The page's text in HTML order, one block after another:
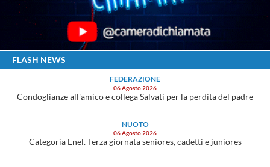
FLASH NEWS
FEDERAZIONE
06 Agosto 2026
Condoglianze all'amico e collega Salvati per la perdita del padre
NUOTO
06 Agosto 2026
Categoria Enel. Terza giornata seniores, cadetti e juniores